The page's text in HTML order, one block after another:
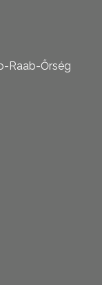
Raab-Őrség